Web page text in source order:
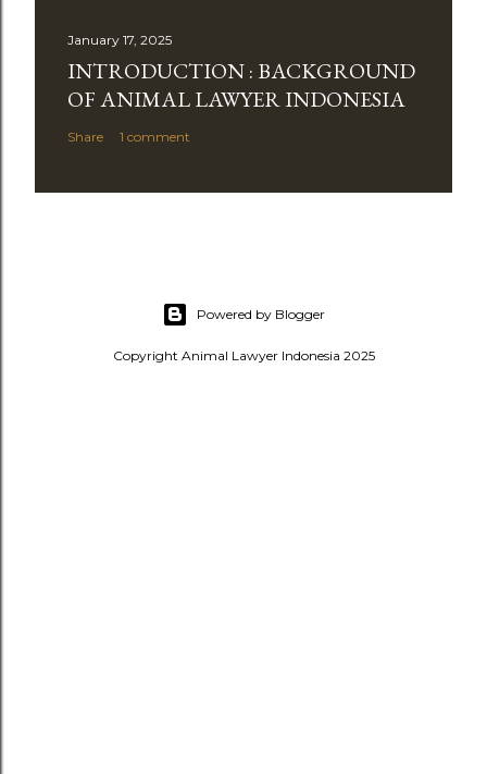
January 17, 2025
INTRODUCTION : BACKGROUND
OF ANIMAL LAWYER INDONESIA
Share 1 comment
Powered by Blogger
Copyright Animal Lawyer Indonesia 2025